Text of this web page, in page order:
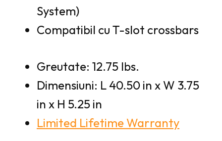
System)
Compatibil cu T-slot crossbars
Greutate: 12.75 lbs.
Dimensiuni: L 40.50 in x W 3.75
in x H 5.25 in
Limited Lifetime Warranty